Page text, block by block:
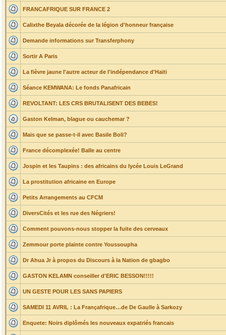
FRANCAFRIQUE SUR FRANCE 2
Calixthe Beyala décorée de la légion d'honneur française
Demande informations sur Transferphony
Sortir A Paris
La fièvre jaune l'autre acteur de l'indépendance d'Haïti
Séance KEMWANA: Le fonds Panafricain
REVOLTANT: LES CRS BRUTALISENT DES BEBES!
Gaston Kelman, blague ou cauchemar ?
Mais que se passe-t-il avec Basile Boli?
France décomplexée! Balle au centre
Jospin et les Taupins : des africains du lycée Louis LeGrand
La prostitution africaine en Europe
Petits Arrangements au CFCM
DiversCités et les rue des Négriers!
Comment pouvons-nous stopper la fuite des cerveaux
Zemmour porte plainte contre Youssoupha
Dr Ahua Jr à propos du Discours à la Nation de gbagbo
GASTON KELAMN conseiller d'ERIC BESSON!!!!!
UN GESTE POUR LES SANS PAPIERS
SAMEDI 11 AVRIL : La Françafrique…de De Gaulle à Sarkozy
Enquete: Noirs diplômés les nouveaux expatriés francais